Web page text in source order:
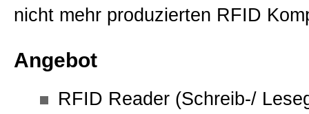
Kontakt
nicht mehr produzierten RFID
Angebot
RFID Reader (Schreib-/